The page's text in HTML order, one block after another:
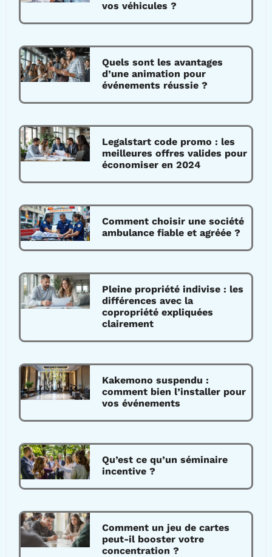
vos véhicules ?
Quels sont les avantages
d’une animation pour
événements réussie ?
Legalstart code promo : les
meilleures offres valides pour
économiser en 2024
Comment choisir une société
ambulance fiable et agréée ?
Pleine propriété indivise : les
différences avec la
copropriété expliquées
clairement
Kakemono suspendu :
comment bien l’installer pour
vos événements
Qu’est ce qu’un séminaire
incentive ?
Comment un jeu de cartes
peut-il booster votre
concentration ?